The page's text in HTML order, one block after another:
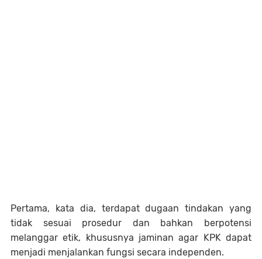
Pertama, kata dia, terdapat dugaan tindakan yang
tidak sesuai prosedur dan bahkan berpotensi
melanggar etik, khususnya jaminan agar KPK dapat
menjadi menjalankan fungsi secara independen.